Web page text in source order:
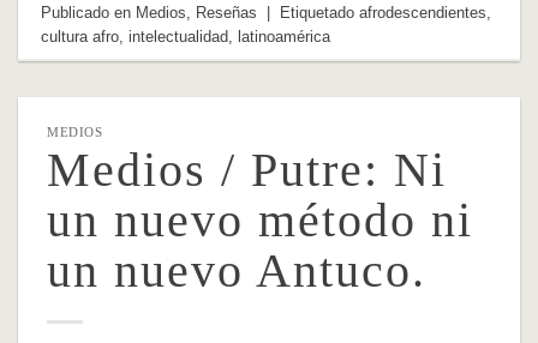
Publicado en Medios Reseñas Etiquetadoafrodescendientes
cultura afro ,intelectualidad latinoamérica
MEDIOS
Medios / Putre: Ni
un nuevo método ni
un nuevo Antuco.